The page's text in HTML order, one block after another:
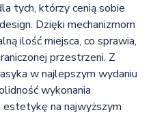
tych, którzy cenią sobie
Dzięki mechanizmom
ilość miejsca, co sprawia,
przestrzeni. Z
w najlepszym wydaniu
wykonania
na najwyższym